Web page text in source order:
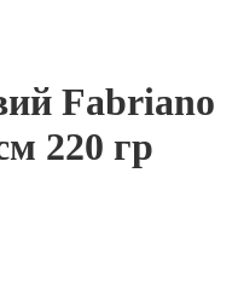
Fabriano
220 гр